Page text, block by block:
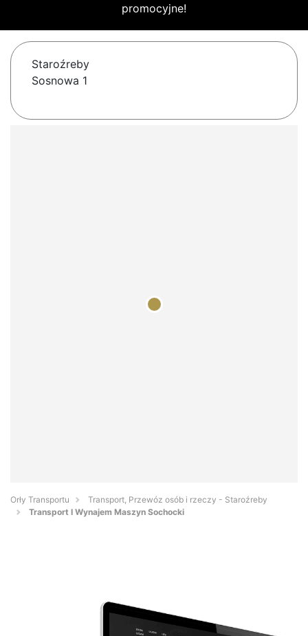
promocyjne!
Staroźreby
Sosnowa 1
Orły Transportu
Transport, Przewóz osób i rzeczy - Staroźreby
Transport I Wynajem Maszyn Sochocki